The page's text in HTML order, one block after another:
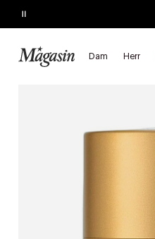
Pause
Dam Herr
SLUTAR SNART
Startsida Skönhet Herr